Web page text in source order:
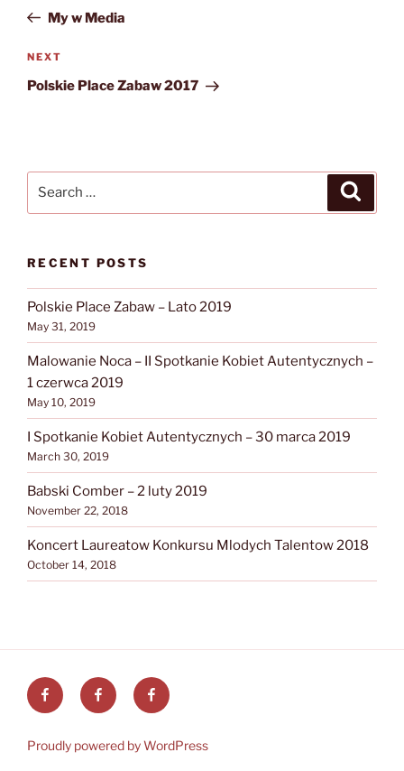
PostMy w Media
Next
Post
NEXT
Polskie Place Zabaw 2017
RECENT POSTS
Polskie Place Zabaw – Lato 2019
May 31, 2019
Malowanie Noca – II Spotkanie Kobiet Autentycznych –
1 czerwca 2019
May 10, 2019
I Spotkanie Kobiet Autentycznych – 30 marca 2019
March 30, 2019
Babski Comber – 2 luty 2019
November 22, 2018
Koncert Laureatow Konkursu Mlodych Talentow 2018
October 14, 2018
Facebook
Ogniwo
Facebook
ZG
Facebook
Aktywne
Proudly powered by WordPress